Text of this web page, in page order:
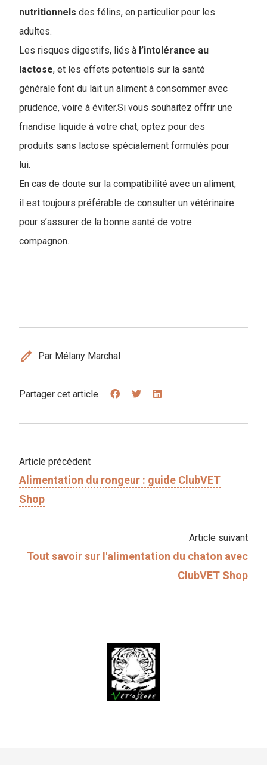
nutritionnels des félins, en particulier pour les
adultes.
Les risques digestifs, liés à l’intolérance au
lactose, et les effets potentiels sur la santé
générale font du lait un aliment à consommer avec
prudence, voire à éviter.Si vous souhaitez offrir une
friandise liquide à votre chat, optez pour des
produits sans lactose spécialement formulés pour
lui.
En cas de doute sur la compatibilité avec un aliment,
il est toujours préférable de consulter un vétérinaire
pour s’assurer de la bonne santé de votre
compagnon.
edit Par Mélany Marchal
Partager cet article
Article précédent
Alimentation du rongeur : guide ClubVET
Shop
Article suivant
Tout savoir sur l'​alimentation du chaton avec
ClubVET Shop